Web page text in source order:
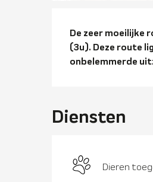
De zeer moeilijke
(3u). Deze route
onbelemmerde
Diensten
Dieren